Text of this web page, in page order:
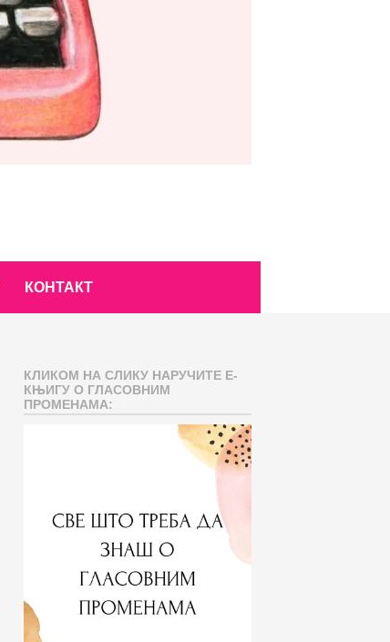
КОНТАКТ
КЛИКОМ НА СЛИКУ НАРУЧИТЕ Е-
КЊИГУ О ГЛАСОВНИМ
ПРОМЕНАМА: